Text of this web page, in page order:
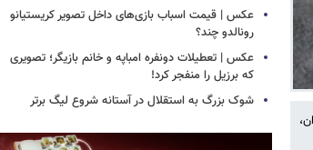
عکس | قیمت اسباب بازی‌های داخل تصویر کریستیانو
رونالدو چند؟
عکس | تعطیلات دونفره امباپه و خانم بازیگر؛ تصویری
که برزیل را منفجر کرد!
شوک بزرگ به استقلال در آستانه شروع لیگ برتر